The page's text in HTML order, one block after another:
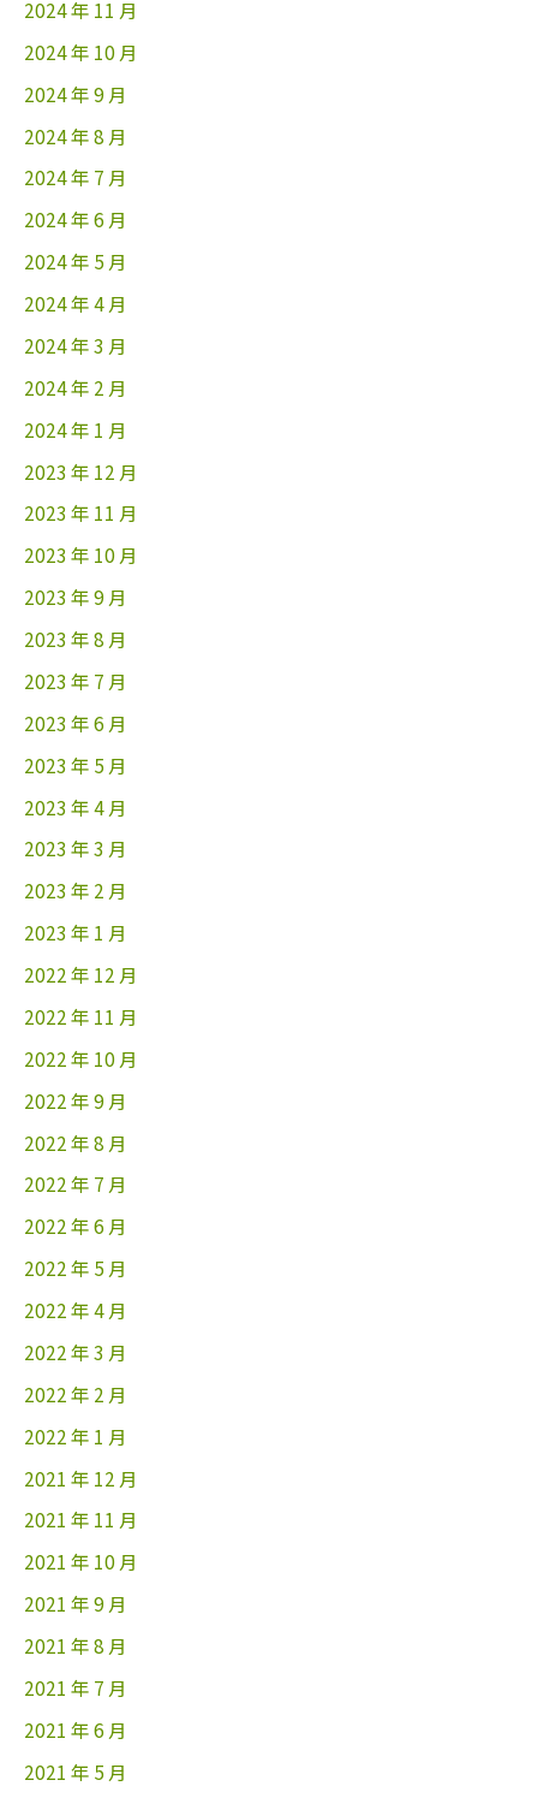
2024 年 11 月
2024 年 10 月
2024 年 9 月
2024 年 8 月
2024 年 7 月
2024 年 6 月
2024 年 5 月
2024 年 4 月
2024 年 3 月
2024 年 2 月
2024 年 1 月
2023 年 12 月
2023 年 11 月
2023 年 10 月
2023 年 9 月
2023 年 8 月
2023 年 7 月
2023 年 6 月
2023 年 5 月
2023 年 4 月
2023 年 3 月
2023 年 2 月
2023 年 1 月
2022 年 12 月
2022 年 11 月
2022 年 10 月
2022 年 9 月
2022 年 8 月
2022 年 7 月
2022 年 6 月
2022 年 5 月
2022 年 4 月
2022 年 3 月
2022 年 2 月
2022 年 1 月
2021 年 12 月
2021 年 11 月
2021 年 10 月
2021 年 9 月
2021 年 8 月
2021 年 7 月
2021 年 6 月
2021 年 5 月